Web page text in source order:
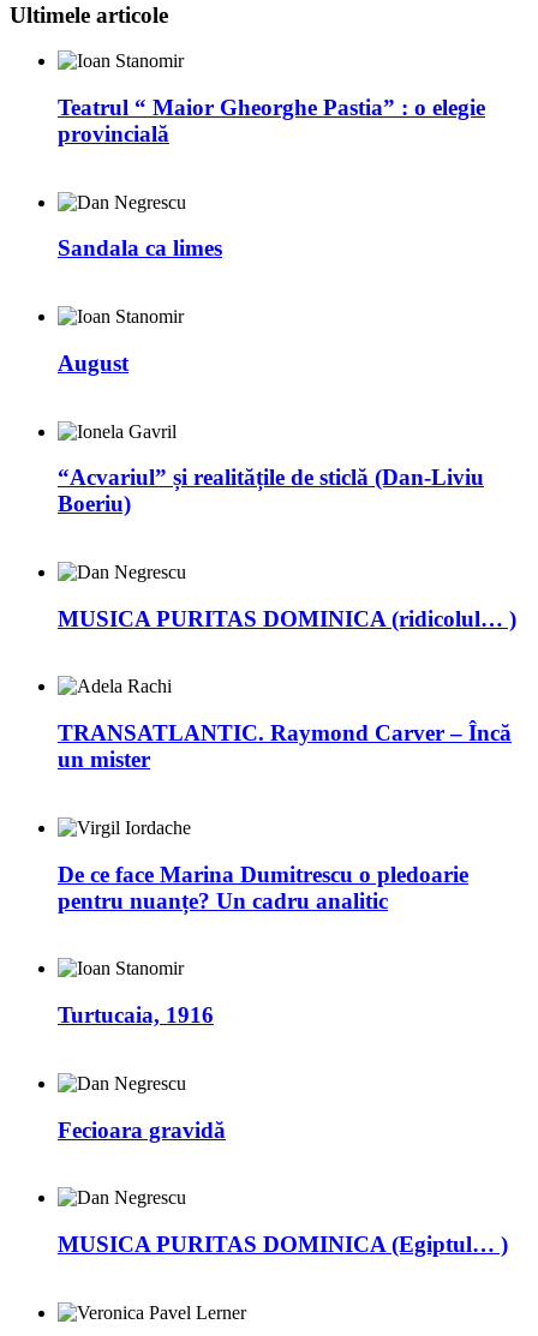
Ultimele articole
Teatrul “ Maior Gheorghe Pastia” : o elegie
provincială
Sandala ca limes
August
“Acvariul” și realitățile de sticlă (Dan-Liviu
Boeriu)
MUSICA PURITAS DOMINICA (ridicolul… )
TRANSATLANTIC. Raymond Carver – Încă
un mister
De ce face Marina Dumitrescu o pledoarie
pentru nuanțe? Un cadru analitic
Turtucaia, 1916
Fecioara gravidă
MUSICA PURITAS DOMINICA (Egiptul… )